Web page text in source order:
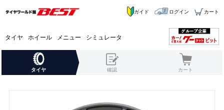
タイヤ ホイール メニュー シミュレータ
ガイド ログイン カート
タイヤ 確認 カート